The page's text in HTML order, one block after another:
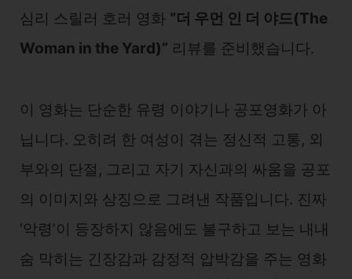
심리 스릴러 호러 영화 “더 우먼 인 더 야드(The
Woman in the Yard)” 리뷰를 준비했습니다.
이 영화는 단순한 유령 이야기나 공포영화가 아
닙니다. 오히려 한 여성이 겪는 정신적 고통, 외
부와의 단절, 그리고 자기 자신과의 싸움을 공포
의 이미지와 상징으로 그려낸 작품입니다. 진짜
‘악령’이 등장하지 않음에도 불구하고 보는 내내
숨 막히는 긴장감과 감정적 압박감을 주는 영화